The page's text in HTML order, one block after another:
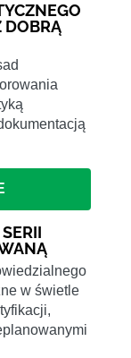
DOBRĄ
w świetle